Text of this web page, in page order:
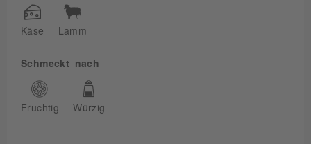
Käse Lamm
Schmeckt nach
Fruchtig Würzig